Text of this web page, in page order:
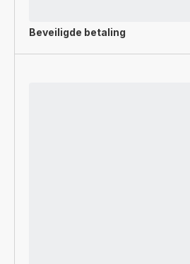
Beveiligde betaling